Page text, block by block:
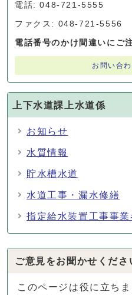
電話: 048-721-5555
ファクス: 048-721-5556
電話番号のかけ間違いにご
お問い合
上下水道課上水道係
お知らせ
水質情報
貯水槽水道
水道工事・漏水修繕
指定給水装置工事事業
ご意見をお聞かせくださ
このページは役に立ちま